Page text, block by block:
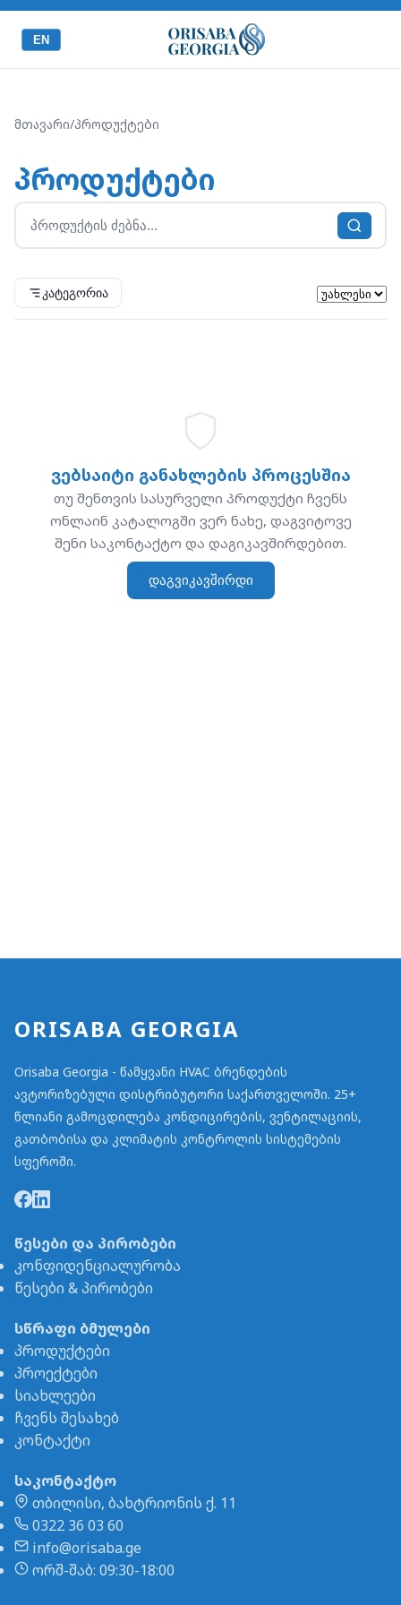
EN
მთავარი/პროდუქტები
პროდუქტები
კატეგორია
ვებსაიტი განახლების პროცესშია
თუ შენთვის სასურველი პროდუქტი ჩვენს
ონლაინ კატალოგში ვერ ნახე, დაგვიტოვე
შენი საკონტაქტო და დაგიკავშირდებით.
დაგვიკავშირდი
ORISABA GEORGIA
Orisaba Georgia - წამყვანი HVAC ბრენდების
ავტორიზებული დისტრიბუტორი საქართველოში. 25+
წლიანი გამოცდილება კონდიცირების, ვენტილაციის,
გათბობისა და კლიმატის კონტროლის სისტემების
სფეროში.
წესები და პირობები
კონფიდენციალურობა
წესები & პირობები
სწრაფი ბმულები
პროდუქტები
პროექტები
სიახლეები
ჩვენს შესახებ
კონტაქტი
საკონტაქტო
თბილისი, ბახტრიონის ქ. 11
0322 36 03 60
info@orisaba.ge
ორშ-შაბ: 09:30-18:00